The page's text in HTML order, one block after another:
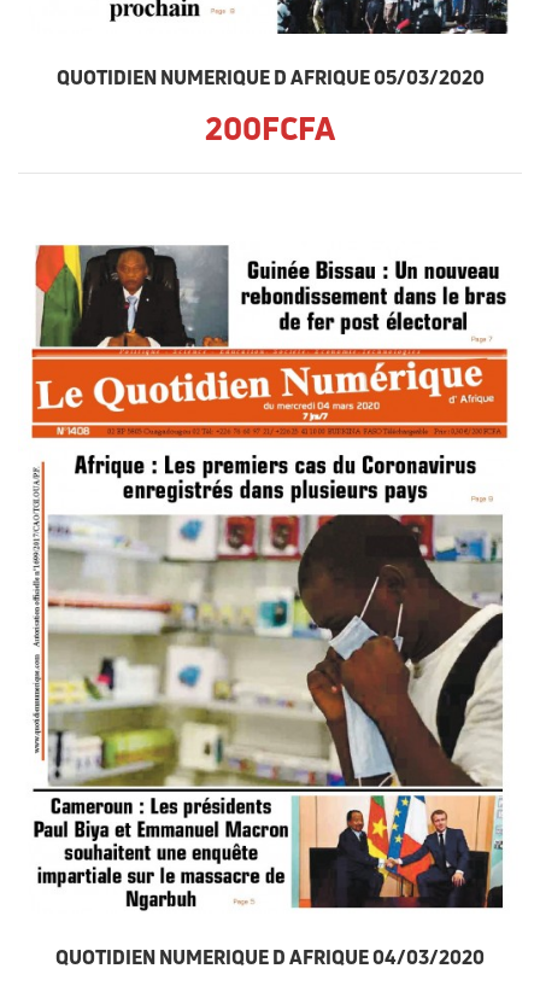
QUOTIDIEN NUMERIQUE D AFRIQUE 05/03/2020
200FCFA
QUOTIDIEN NUMERIQUE D AFRIQUE 04/03/2020